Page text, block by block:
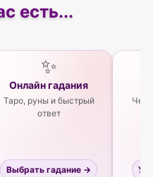
есть...
✨
Онлайн гадания
Таро, руны и быстрый
ответ
Выбрать гадание →